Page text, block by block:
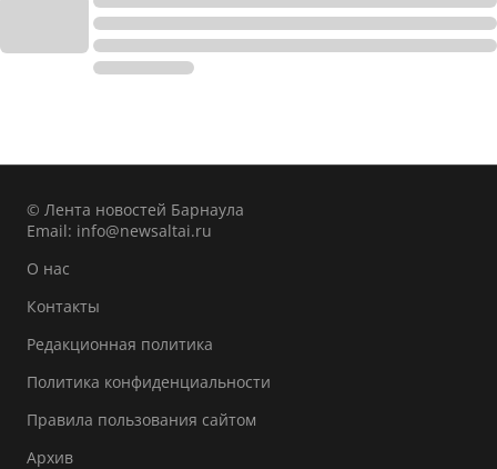
© Лента новостей Барнаула
Email: info@newsaltai.ru
О нас
Контакты
Редакционная политика
Политика конфиденциальности
Правила пользования сайтом
Архив